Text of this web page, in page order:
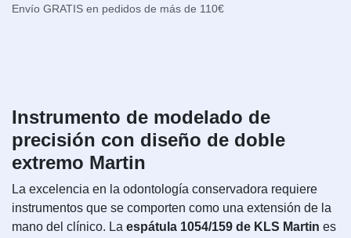
Envío GRATIS en pedidos de más de 110€
Instrumento de modelado de
precisión con diseño de doble
extremo Martin
La excelencia en la odontología conservadora requiere
instrumentos que se comporten como una extensión de la
mano del clínico. La espátula 1054/159 de KLS Martin es